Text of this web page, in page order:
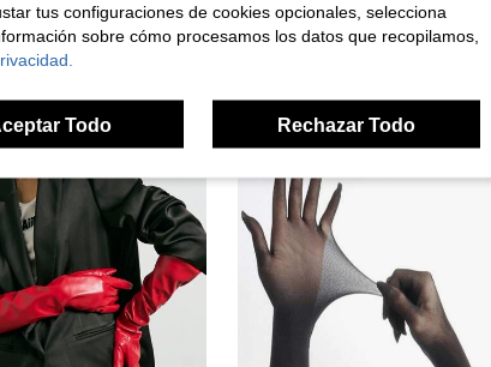
tus configuraciones de cookies opcionales, selecciona
sobre cómo procesamos los datos que recopilamos,
Todo Rechazar Todo